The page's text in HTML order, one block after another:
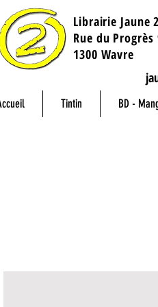
Librairie Jaune
​Rue du Progrès
1300 Wavre
Tintin BD -